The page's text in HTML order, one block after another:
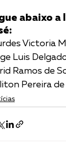
abaixo
Victoria
Luis
Ramos de
Pereira de